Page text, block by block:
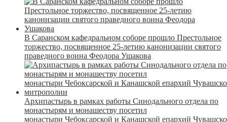
В Саранском кафедральном соборе прошло Престольное
торжество, посвященное 25-летию канонизации святого
праведного воина Феодора Ушакова
Архипастырь в рамках работы Синодального отдела по
монастырям и монашеству посетил
монастыри Чебоксарской и Канашской епархий